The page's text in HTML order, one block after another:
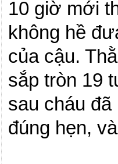
10 giờ mới
không hề
của cậu.
sắp tròn 19
sau cháu
đúng hẹn,